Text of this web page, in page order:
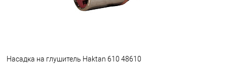
Насадка на глушитель Haktan 610 48610